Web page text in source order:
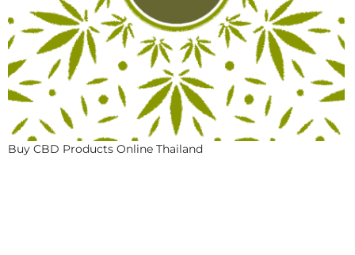
Buy CBD Products Online Thailand